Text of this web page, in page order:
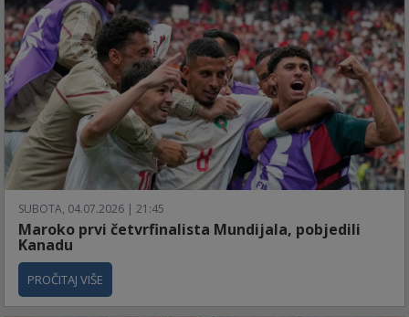
SUBOTA, 04.07.2026 | 21:45
Maroko prvi četvrfinalista Mundijala, pobjedili
Kanadu
PROČITAJ VIŠE